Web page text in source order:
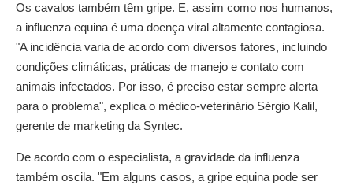
Os cavalos também têm gripe. E, assim como nos humanos,
a influenza equina é uma doença viral altamente contagiosa.
"A incidência varia de acordo com diversos fatores, incluindo
condições climáticas, práticas de manejo e contato com
animais infectados. Por isso, é preciso estar sempre alerta
para o problema", explica o médico-veterinário Sérgio Kalil,
gerente de marketing da Syntec.
De acordo com o especialista, a gravidade da influenza
também oscila. "Em alguns casos, a gripe equina pode ser